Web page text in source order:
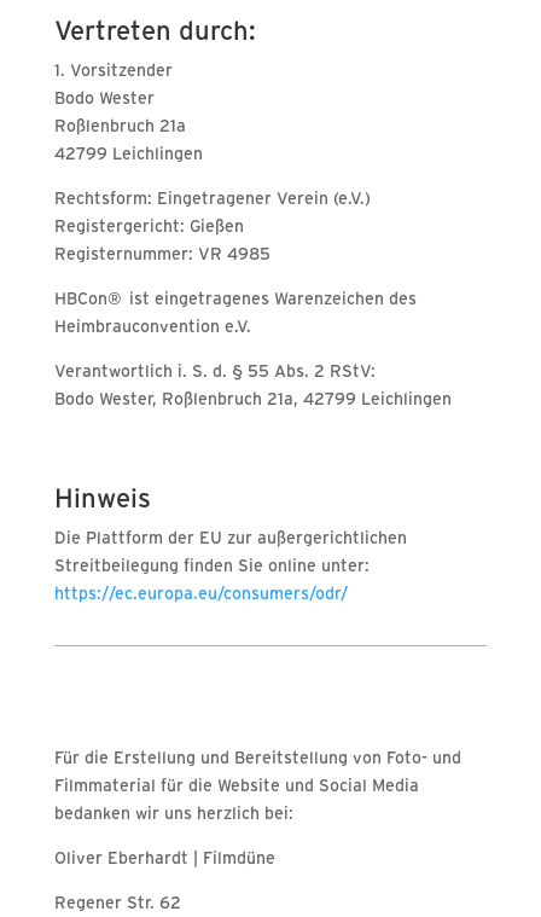
Vertreten durch:
1. Vorsitzender
Bodo Wester
Roßlenbruch 21a
42799 Leichlingen
Rechtsform: Eingetragener Verein (e.V.)
Registergericht: Gießen
Registernummer: VR 4985
HBCon® ist eingetragenes Warenzeichen des
Heimbrauconvention e.V.
Verantwortlich i. S. d. § 55 Abs. 2 RStV:
Bodo Wester, Roßlenbruch 21a, 42799 Leichlingen
Hinweis
Die Plattform der EU zur außergerichtlichen
Streitbeilegung finden Sie online unter:
https://ec.europa.eu/consumers/odr/
Für die Erstellung und Bereitstellung von Foto- und
Filmmaterial für die Website und Social Media
bedanken wir uns herzlich bei:
Oliver Eberhardt | Filmdüne
Regener Str. 62